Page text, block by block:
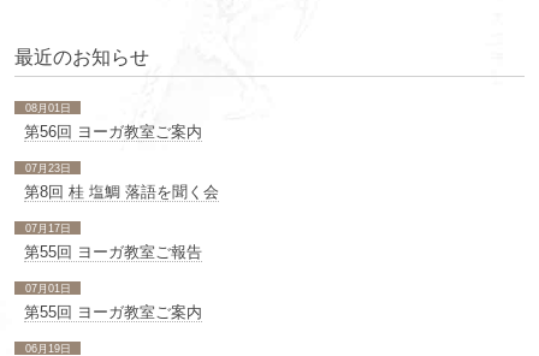
最近のお知らせ
08月01日
第56回 ヨーガ教室ご案内
07月23日
第8回 桂 塩鯛 落語を聞く会
07月17日
第55回 ヨーガ教室ご報告
07月01日
第55回 ヨーガ教室ご案内
06月19日